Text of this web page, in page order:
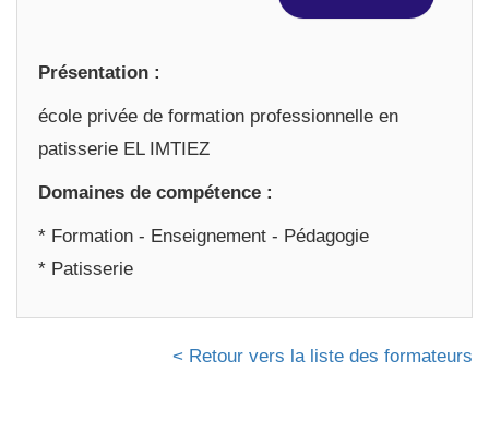
Présentation :
école privée de formation professionnelle en
patisserie EL IMTIEZ
Domaines de compétence :
* Formation - Enseignement - Pédagogie
* Patisserie
< Retour vers la liste des formateurs